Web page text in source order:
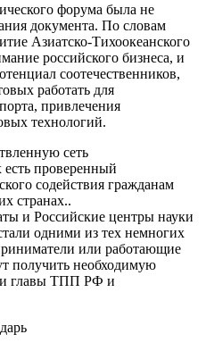
форума была не
документа. По словам
Азиатско-Тихоокеанского
российского бизнеса, и
соотечественников,
работать для
привлечения
технологий.
сеть
есть проверенный
содействия гражданам
странах..
и Российские центры науки
одними из тех немногих
или работающие
получить необходимую
главы ТПП РФ и